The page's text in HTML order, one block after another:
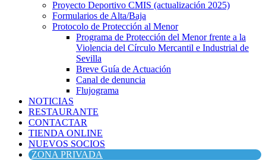
Proyecto Deportivo CMIS (actualización 2025)
Formularios de Alta/Baja
Protocolo de Protección al Menor
Programa de Protección del Menor frente a la
Violencia del Círculo Mercantil e Industrial de
Sevilla
Breve Guía de Actuación
Canal de denuncia
Flujograma
NOTICIAS
RESTAURANTE
CONTACTAR
TIENDA ONLINE
NUEVOS SOCIOS
ZONA PRIVADA